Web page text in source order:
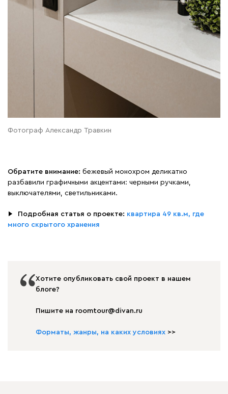
Фотограф Александр Травкин
Обратите внимание: бежевый монохром деликатно
разбавили графичными акцентами: черными ручками,
выключателями, светильниками.
▶ Подробная статья о проекте: квартира 49 кв.м, где
много скрытого хранения
Хотите опубликовать свой проект в нашем
блоге?
Пишите на roomtour@divan.ru
Форматы, жанры, на каких условиях >>